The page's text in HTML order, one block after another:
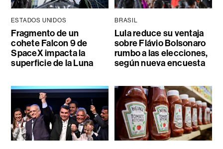
ESTADOS UNIDOS
Fragmento de un
cohete Falcon 9 de
SpaceX impacta la
superficie de la Luna
BRASIL
Lula reduce su ventaja
sobre Flávio Bolsonaro
rumbo a las elecciones,
según nueva encuesta